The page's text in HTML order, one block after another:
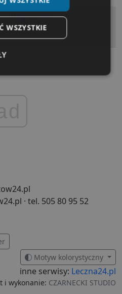
Regulamin
· tel. 505 80 95 52
Motyw kolorystyczny
inne serwisy: Leczna24.pl
i wykonanie: CZARNECKI STUDIO
WSZYSTKIE
Targetowanie
Niesklasyfikowane
korzystanie z
kontem. Bez
można prawidłowo
Dostawca/
Domena
Okres
przechowywania